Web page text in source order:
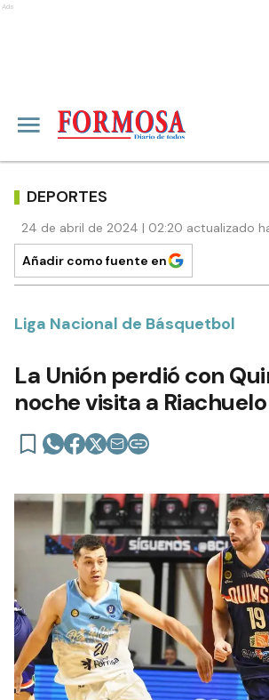
Ads
DEPORTES
24 de abril de 2024 | 02:20 actualizado
Añadir como fuente en
Liga Nacional de Básquetbol
La Unión perdió con
noche visita a Riachuelo